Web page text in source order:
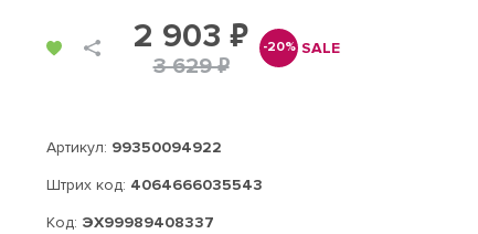
2 903 ₽
3 629 ₽
-20% SALE
Артикул: 99350094922
Штрих код: 4064666035543
Код: ЭХ99989408337